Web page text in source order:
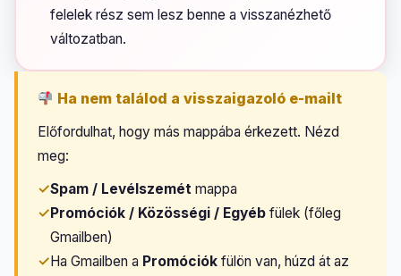
felelek rész sem lesz benne a visszanézhető
változatban.
Ha nem találod a visszaigazoló e-mailt
Előfordulhat, hogy más mappába érkezett. Nézd
meg:
✓Spam / Levélszemét mappa
✓Promóciók / Közösségi / Egyéb fülek (főleg
Gmailben)
✓Ha Gmailben a Promóciók fülön van, húzd át az